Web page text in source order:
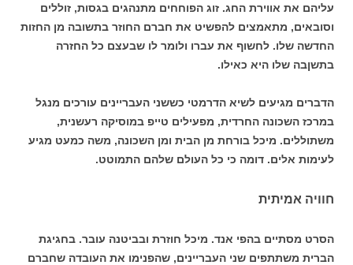
עליהם את אווירת החג. זוג הפוחחים מתנהגים בגסות, זוללים
וסובאים, מתאמצים להפשיט את חברם החוזר בתשובה מן החזות
החדשה שלו. לחשוף את עברו ולומר לו שבעצם כל החזרה
בתשןבה שלו היא כאילו.
הדברים מגיעים לשיא הדרמטי כששני העבריינים עורכים מנגל
במרכז השכונה החרדית, מפעילים טייפ במוסיקה רעשנית,
משתוללים. מיכל בורחת מן הבית ומן השכונה, משה כמעט מגיע
לעימות אלים. דומה כי כל העולם שלהם התמוטט.
חוויה אמיתית
הסרט מסתיים בהפי אנד. מיכל חוזרת ובביטנה עובר. בחגיגת
הברית משתתפים שני העבריינים, שהפנימו את העובדה שחברם